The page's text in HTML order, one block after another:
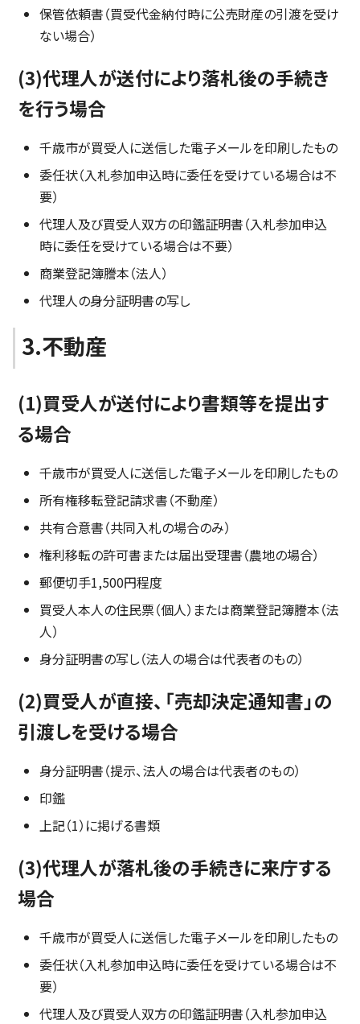
保管依頼書（買受代金納付時に公売財産の引渡を受け
ない場合）
(3)代理人が送付により落札後の手続き
を行う場合
千歳市が買受人に送信した電子メールを印刷したもの
委任状（入札参加申込時に委任を受けている場合は不
要）
代理人及び買受人双方の印鑑証明書（入札参加申込
時に委任を受けている場合は不要）
商業登記簿謄本（法人）
代理人の身分証明書の写し
3.不動産
(1)買受人が送付により書類等を提出す
る場合
千歳市が買受人に送信した電子メールを印刷したもの
所有権移転登記請求書（不動産）
共有合意書（共同入札の場合のみ）
権利移転の許可書または届出受理書（農地の場合）
郵便切手1,500円程度
買受人本人の住民票（個人）または商業登記簿謄本（法
人）
身分証明書の写し（法人の場合は代表者のもの）
(2)買受人が直接、「売却決定通知書」の
引渡しを受ける場合
身分証明書（提示、法人の場合は代表者のもの）
印鑑
上記（1）に掲げる書類
(3)代理人が落札後の手続きに来庁する
場合
千歳市が買受人に送信した電子メールを印刷したもの
委任状（入札参加申込時に委任を受けている場合は不
要）
代理人及び買受人双方の印鑑証明書（入札参加申込